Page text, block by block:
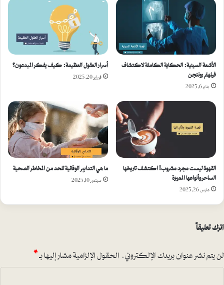
الأشعة السينية: الحكاية الكاملة لاكتشاف
فيلهلم رونتجن
يناير 6, 2025
أسرار العقول العظيمة: كيف يفكر المبدعون؟
فبراير 20, 2025
القهوة ليست مجرد مشروب! اكتشف تاريخها
الساحر وأنواعها المميزة
مارس 26, 2025
ما هي التدابير الوقائية للحد من المخاطر الصحية
سبتمبر 10, 2025
اترك تعليقاً
لن يتم نشر عنوان بريدك الإلكتروني.الحقول الإلزامية مشار إليها بـ*
ا